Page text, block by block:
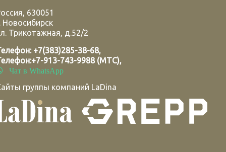
, 630051
Новосибирск
Трикотажная, д.52/2
+7(383)285-38-68,
+7-913-743-9988 (МТС),
Чат в WhatsApp
группы компаний LaDina